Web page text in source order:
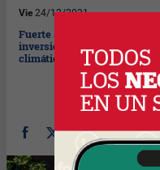
Vie 24/12/2021
Fuerte aumento de la
inversión en tecnología
climática